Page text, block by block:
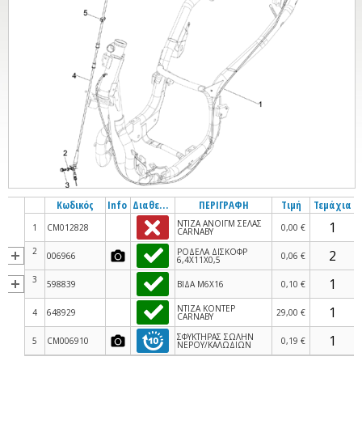
Κωδικός Info Διαθεσιμότητα ΠΕΡΙΓΡΑΦΗ Τιμή Τεμάχια
1 CM012828 ΝΤΙΖΑ ΑΝΟΙΓΜ ΣΕΛΑΣ
CARNABY 0,00 €
2 006966 ΡΟΔΕΛΑ ΔΙΣΚΟΦΡ
6,4Χ11Χ0,5 0,06 €
3 598839 ΒΙΔΑ M6X16 0,10 €
4 648929 ΝΤΙΖΑ ΚΟΝΤΕΡ
CARNABY 29,00 €
5 CM006910 ΣΦΥΚΤΗΡΑΣ ΣΩΛΗΝ
ΝΕΡΟΥ/ΚΑΛΩΔΙΩΝ 0,19 €